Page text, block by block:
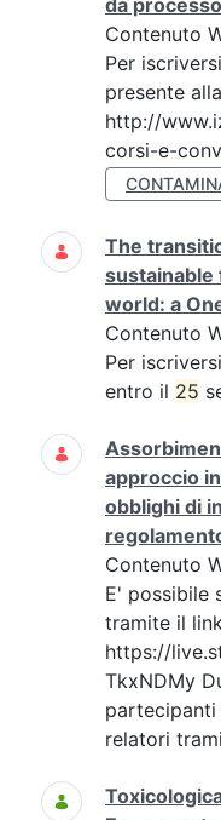
da processo
Contenuto
Per
presente
http://
corsi-e-
The
sustainable
world: a
Contenuto
Per
entro il 25
approccio
obblighi di
Contenuto
E' possibile
tramite il
https://
TkxNDMy
partecipanti
relatori